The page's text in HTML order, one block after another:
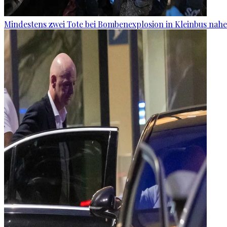
Mindestens zwei Tote bei Bombenexplosion in Kleinbus